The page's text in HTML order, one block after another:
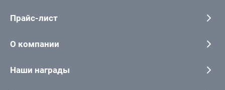
Прайс-лист
О компании
Наши награды